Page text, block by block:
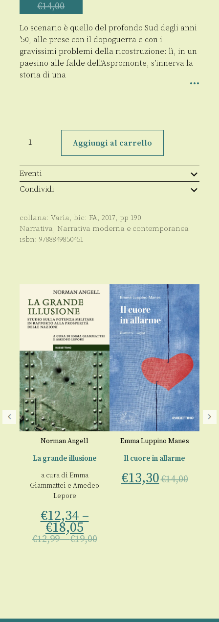
€14,00
Lo scenario è quello del profondo Sud degli anni
’50, alle prese con il dopoguerra e con i
gravissimi problemi della ricostruzione: lì, in un
paesino alle falde dell’Aspromonte, s’innerva la
storia di una
casa
quantità
Aggiungi al carrello
Eventi
Condividi
collana: Varia, bic: FA, 2017, pp 190
Narrativa, Narrativa moderna e contemporanea
isbn: 9788849850451
Norman Angell
La grande illusione
a cura di Emma
Giammattei e Amedeo
Lepore
€12,34–
€18,05
€12,99–€19,00
Emma Luppino Manes
Il cuore in allarme
€13,30€14,00